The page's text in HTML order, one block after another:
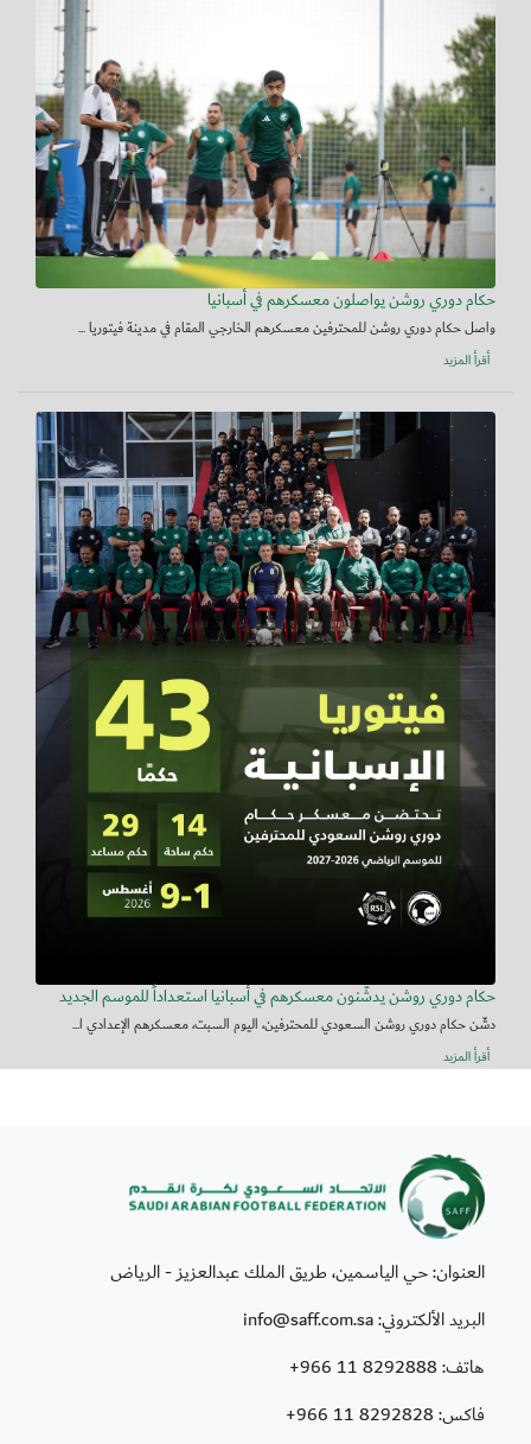
حكام دوري روشن يواصلون معسكرهم في أسبانيا
واصل حكام دوري روشن للمحترفين معسكرهم الخارجي المقام في مدينة فيتوريا ...
أقرأ المزيد
حكام دوري روشن يدشّنون معسكرهم في أسبانيا استعداداً للموسم الجديد
دشّن حكام دوري روشن السعودي للمحترفين، اليوم السبت، معسكرهم الإعدادي ا...
أقرأ المزيد
العنوان: حي الياسمين، طريق الملك عبدالعزيز - الرياض
البريد الألكتروني: info@saff.com.sa
هاتف:+966 11 8292888
فاكس:+966 11 8292828